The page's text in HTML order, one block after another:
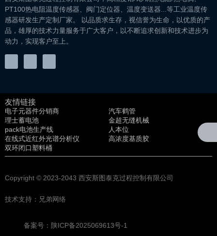
PT100热电阻温度传感器、阀门定位器、温度变送器...等工业温度传
感器研发生产定制厂家。 以品质求生存，视信誉为生命，以优质的产
品，雄厚的技术力量服务于广大客户，以不断追求创新和技术进步为
动力，实现客户至上。
友情链接
电子元器件分销商
汽车鹤管
理士蓄电池
金超无缝机械
pack电池生产线
人本位
在线式近红外光谱分析仪
高浓度基质胶
双环闭口塑料桶
Copyright © 2023-2043 西安斯图泰克过程控制有限公司
技术支持：兄弟网络
备案号：陕ICP备2025069613号-1